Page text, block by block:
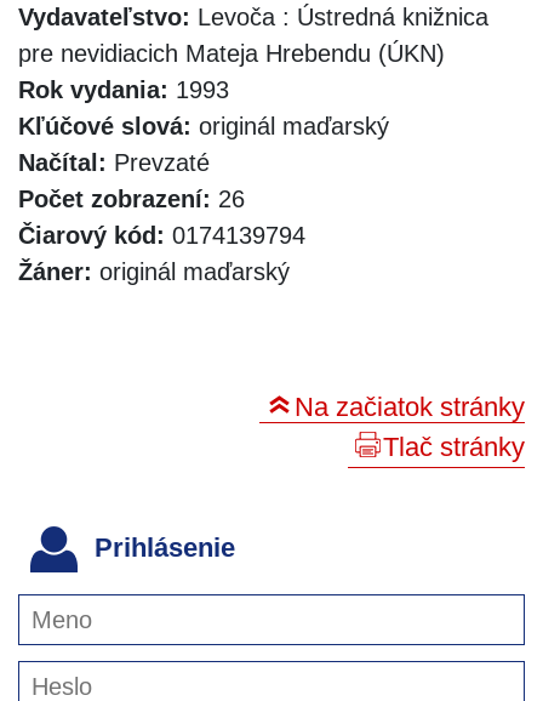
Vydavateľstvo: Levoča : Ústredná knižnica
pre nevidiacich Mateja Hrebendu (ÚKN)
Rok vydania: 1993
Kľúčové slová: originál maďarský
Načítal: Prevzaté
Počet zobrazení: 26
Čiarový kód: 0174139794
Žáner: originál maďarský
Na začiatok stránky
Tlač stránky
Prihlásenie